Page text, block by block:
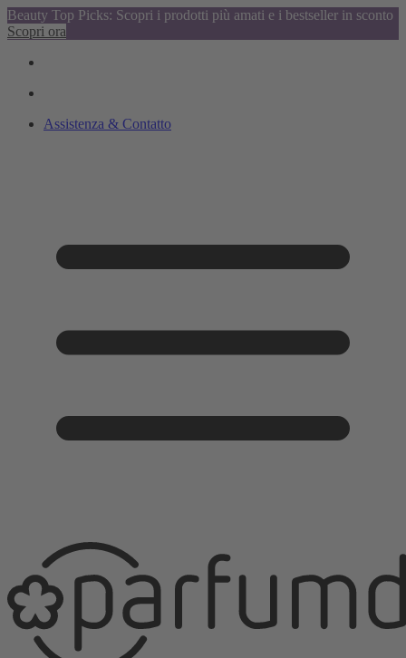
Beauty Top Picks: Scopri i prodotti più amati e i bestseller in sconto
Scopri ora
Assistenza & Contatto